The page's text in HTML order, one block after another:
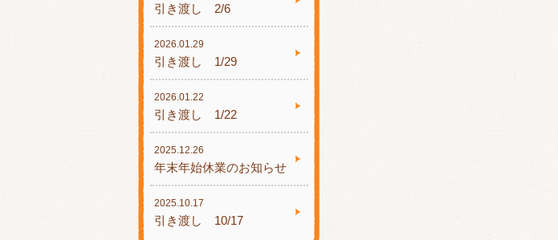
引き渡し 2/6
2026.01.29
引き渡し 1/29
2026.01.22
引き渡し 1/22
2025.12.26
年末年始休業のお知らせ
2025.10.17
引き渡し 10/17